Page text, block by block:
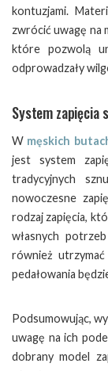
kontuzjami.
zwrócić uwagę na
które pozwolą
odprowadzały
System zapięcia
W męskich
jest system
tradycyjnych
nowoczesne
rodzaj zapięcia,
własnych
również
pedałowania
Podsumowując,
uwagę na ich
dobrany model